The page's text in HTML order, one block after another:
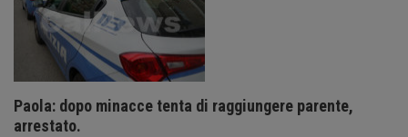
Paola: dopo minacce tenta di raggiungere parente,
arrestato.